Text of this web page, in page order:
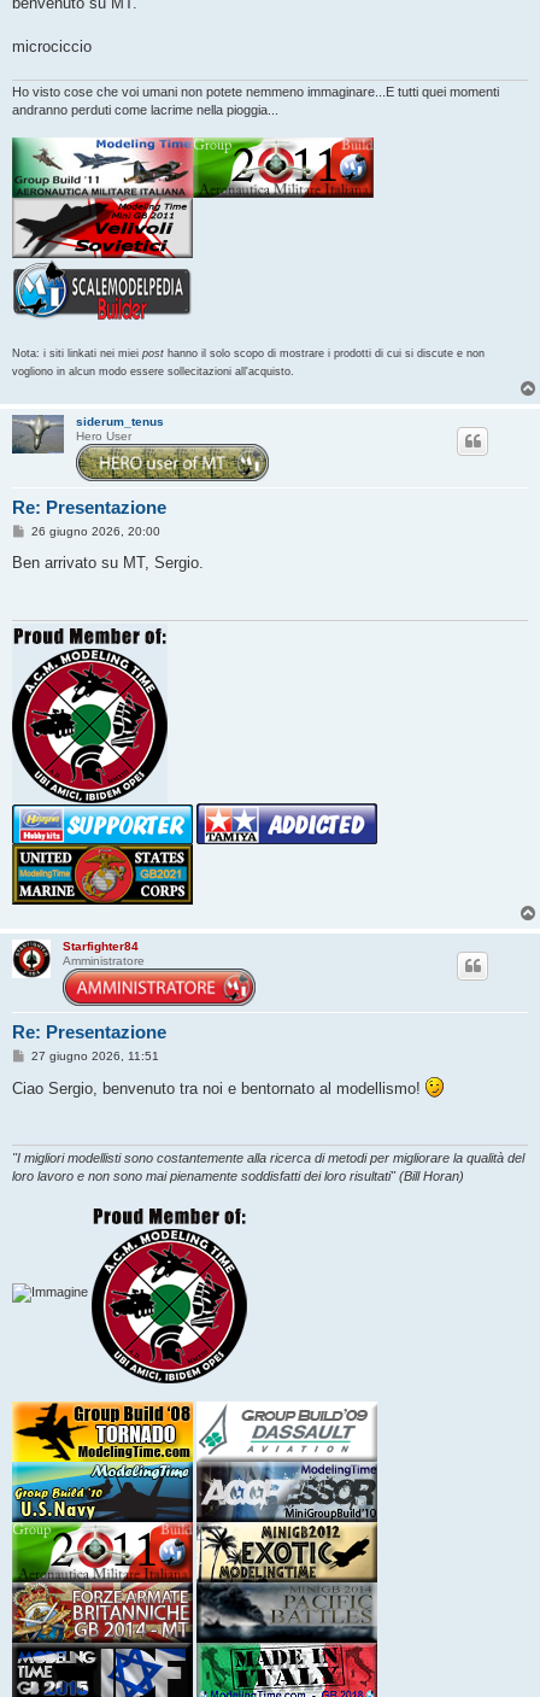
o
microciccio
Ho visto cose che voi umani non potete nemmeno immaginare...E tutti quei momenti
andranno perduti come lacrime nella pioggia...
Nota: i siti linkati nei miei post hanno il solo scopo di mostrare i prodotti di cui si discute e non
vogliono in alcun modo essere sollecitazioni all'acquisto.
siderum_tenus
Hero User
Re: Presentazione
M
s
i
o
26 giugno 2026, 20:00
Ben arrivato su MT, Sergio.
Starfighter84
Amministratore
Re: Presentazione
M
s
s
i
27 giugno 2026, 11:51
Ciao Sergio, benvenuto tra noi e bentornato al modellismo!
"I migliori modellisti sono costantemente alla ricerca di metodi per migliorare la qualità del
loro lavoro e non sono mai pienamente soddisfatti dei loro risultati" (Bill Horan)